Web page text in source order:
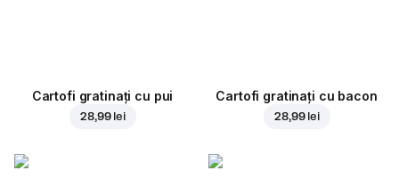
Cartofi gratinați cu pui
28,99 lei
Cartofi gratinați cu bacon
28,99 lei